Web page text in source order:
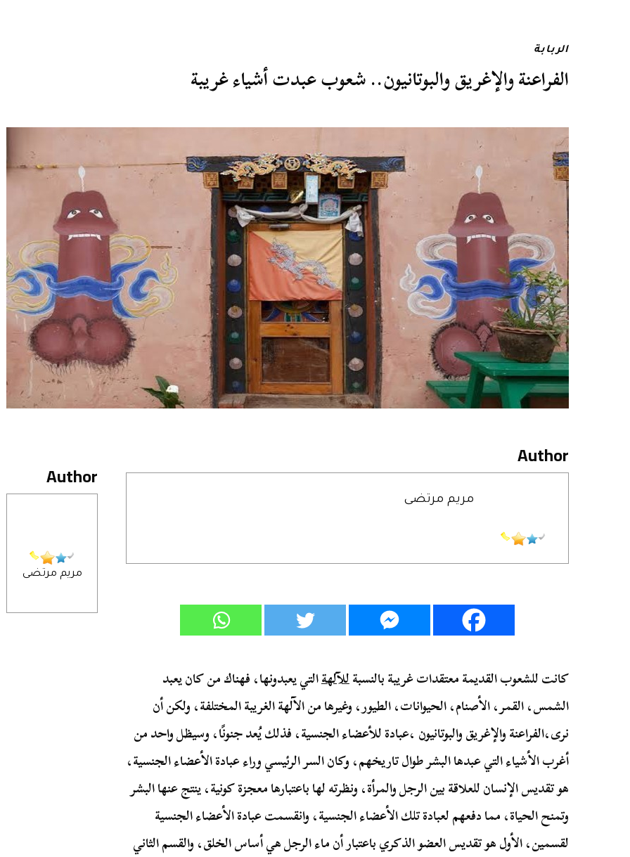
الربابة
الفراعنة والإغريق والبوتانيون.. شعوب عبدت أشياء غريبة
Author
مريم مرتضى
Author
مريم مرتضى
كانت للشعوب القديمة معتقدات غريبة بالنسبةللآلهةالتي يعبدونها، فهناك من كان يعبد
الشمس، القمر، الأصنام، الحيوانات، الطيور، وغيرها من الآلهة الغريبة المختلفة، ولكن أن
نرى،الفراعنة والإغريق والبوتانيون ،عبادة للأعضاء الجنسية، فذلك يُعد جنونًا، وسيظل واحد من
أغرب الأشياء التي عبدها البشر طوال تاريخهم، وكان السر الرئيسي وراء عبادة الأعضاء الجنسية،
هو تقديس الإنسان للعلاقة بين الرجل والمرأة، ونظرته لها باعتبارها معجزة كونية، ينتج عنها البشر
وتمنح الحياة، مما دفعهم لعبادة تلك الأعضاء الجنسية، وانقسمت عبادة الأعضاء الجنسية
لقسمين، الأول هو تقديس العضو الذكري باعتبار أن ماء الرجل هي أساس الخلق، والقسم الثاني